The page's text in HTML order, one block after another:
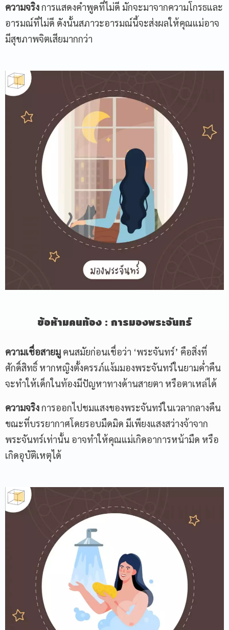
ความจริงการแสดงคำพูดที่ไม่ดี มักจะมาจากความโกรธและ
อารมณ์ที่ไม่ดี ดังนั้นสภาวะอารมณ์นี้จะส่งผลให้คุณแม่อาจ
มีสุขภาพจิตเสียมากกว่า
ข้อห้ามคนท้อง : การมองพระจันทร์
ความเชื่อสายมู คนสมัยก่อนเชื่อว่า ‘พระจันทร์’ คือสิ่งที่
ศักดิ์สิทธิ์ หากหญิงตั้งครรภ์แง้มมองพระจันทร์ในยามค่ำคืน
จะทำให้เด็กในท้องมีปัญหาทางด้านสายตา หรือตาเหล่ได้
ความจริงการออกไปชมแสงของพระจันทร์ในเวลากลางคืน
ขณะที่บรรยากาศโดยรอบมืดมิด มีเพียงแสงสว่างจ้าจาก
พระจันทร์เท่านั้น อาจทำให้คุณแม่เกิดอาการหน้ามืด หรือ
เกิดอุบัติเหตุได้